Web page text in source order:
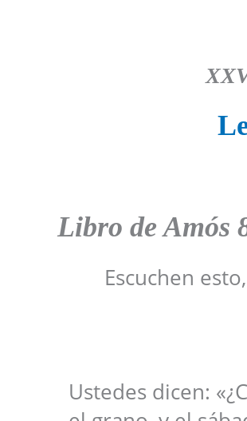
Libro de Amós
Escuchen
Ustedes dicen: